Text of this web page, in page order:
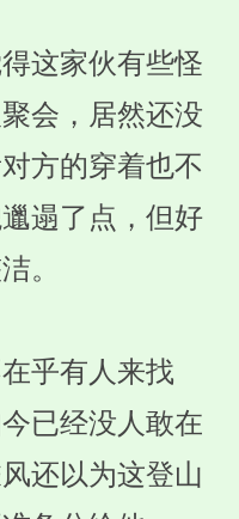
这家伙有些怪
会，居然还没
方的穿着也不
遢了点，但好
。
乎有人来找
已经没人敢在
还以为这登山